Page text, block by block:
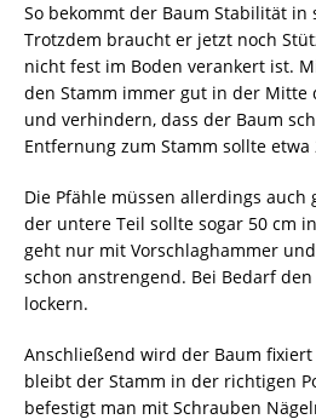
So bekommt der Baum Stabilität in
Trotzdem braucht er jetzt noch
nicht fest im Boden verankert ist.
den Stamm immer gut in der Mitte
und verhindern, dass der Baum
Entfernung zum Stamm sollte etwa
Die Pfähle müssen allerdings auch
der untere Teil sollte sogar 50 cm
geht nur mit Vorschlaghammer
schon anstrengend. Bei Bedarf
lockern.
Anschließend wird der Baum
bleibt der Stamm in der richtigen
befestigt man mit Schrauben